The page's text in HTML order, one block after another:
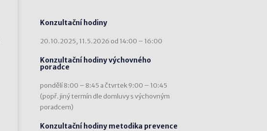
Konzultační hodiny
20.10.2025, 11.5.2026 od 14:00 – 16:00
Konzultační hodiny výchovného
poradce
pondělí 8:00 – 8:45 a čtvrtek 9:00 – 10:45
(popř. jiný termín dle domluvy s výchovným
poradcem)
Konzultační hodiny metodika prevence